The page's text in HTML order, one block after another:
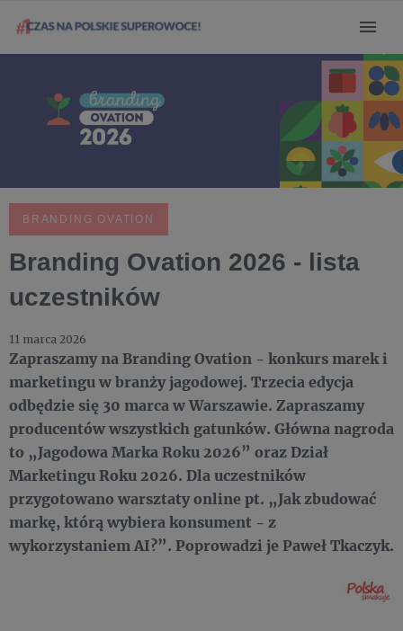
BRANDING OVATION
Branding Ovation 2026 - lista
uczestników
11 marca 2026
Zapraszamy na Branding Ovation - konkurs marek i
marketingu w branży jagodowej. Trzecia edycja
odbędzie się 30 marca w Warszawie. Zapraszamy
producentów wszystkich gatunków. Główna nagroda
to „Jagodowa Marka Roku 2026” oraz Dział
Marketingu Roku 2026. Dla uczestników
przygotowano warsztaty online pt. „Jak zbudować
markę, którą wybiera konsument - z
wykorzystaniem AI?”. Poprowadzi je Paweł Tkaczyk.